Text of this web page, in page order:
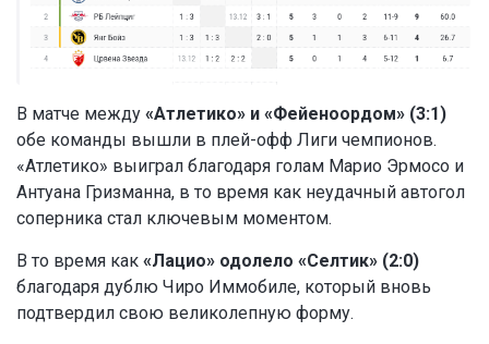
В матче между «Атлетико» и «Фейеноордом» (3:1)
обе команды вышли в плей-офф Лиги чемпионов.
«Атлетико» выиграл благодаря голам Марио Эрмосо и
Антуана Гризманна, в то время как неудачный автогол
соперника стал ключевым моментом.
В то время как «Лацио» одолело «Селтик» (2:0)
благодаря дублю Чиро Иммобиле, который вновь
подтвердил свою великолепную форму.